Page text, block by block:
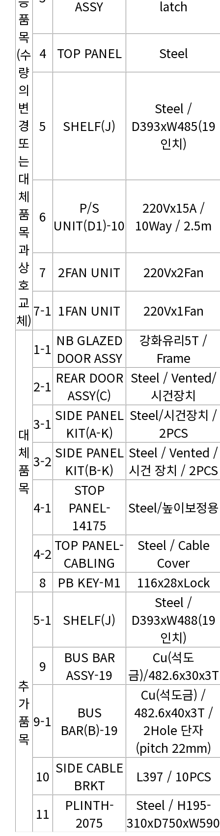
체)
ASSY latch
4 TOP PANEL Steel
5
SHELF(J)
인치)
6 UNIT(D1)-10 10Way / 2.5m
7 2FAN UNIT 220Vx2Fan
7-1 1FAN UNIT 220Vx1Fan
목
1-1 DOOR ASSY
Frame
2-1
ASSY(C)
시건장치
3-1
KIT(A-K)
2PCS
3-2
KIT(B-K) 시건 장치 / 2PCS
4-1
14175
Steel/높이보정용
4-2 CABLING
Cover
8
PB KEY-M1 116x28xLock
목
5-1
SHELF(J)
인치)
9
ASSY-19 금)/482.6x30x3T
9-1 BAR(B)-19
482.6x40x3T /
(pitch 22mm)
10
BRKT L397 / 10PCS
11 2075 310xD750xW590